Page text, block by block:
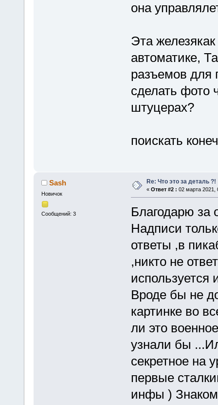
она
Эта
автоматике,
разъемов для
сделать фото
штуцерах?
поискать
Sash
Новичок
Сообщений: 3
Re: Что это за деталь ?!
« Ответ #2 : 02 марта 2021,
Благодарю за
Надписи
ответы ,в
,никто не
используется
Вроде бы не
картинке во
ли это
узнали бы
секретное на
первые
инфы )